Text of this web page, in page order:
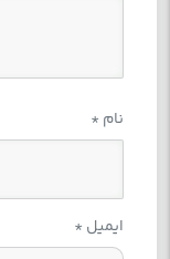
نام *
ایمیل *